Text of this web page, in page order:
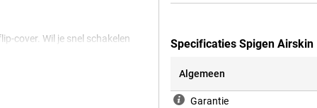
cover. Wil je snel schakelen
zonder in te leveren op
Specificaties Spigen Airskin
Algemeen
Garantie